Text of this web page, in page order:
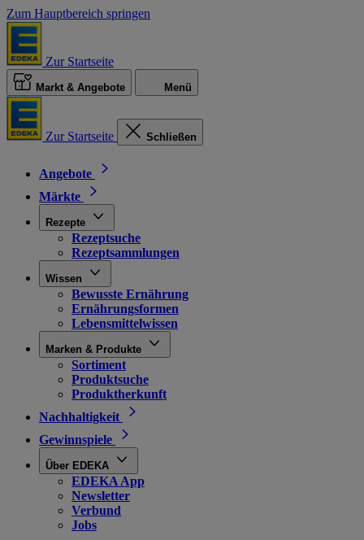
Zum Hauptbereich springen
Zur Startseite
Markt & Angebote Menü
Zur Startseite Schließen
Angebote
Märkte
Rezepte
Rezeptsuche
Rezeptsammlungen
Wissen
Bewusste Ernährung
Ernährungsformen
Lebensmittelwissen
Marken & Produkte
Sortiment
Produktsuche
Produktherkunft
Nachhaltigkeit
Gewinnspiele
Über EDEKA
EDEKA App
Newsletter
Verbund
Jobs